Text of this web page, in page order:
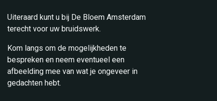
Uiteraard kunt u bij De Bloem Amsterdam
terecht voor uw bruidswerk.
Kom langs om de mogelijkheden te
bespreken en neem eventueel een
afbeelding mee van wat je ongeveer in
gedachten hebt.